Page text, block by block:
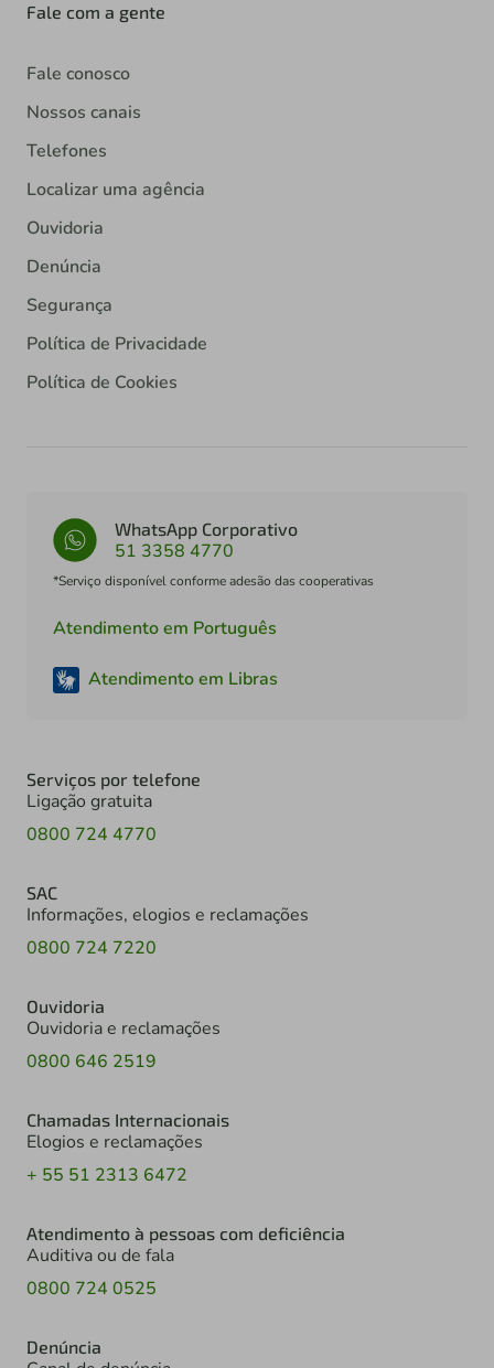
Fale com a gente
Fale conosco
Nossos canais
Telefones
Localizar uma agência
Ouvidoria
Denúncia
Segurança
Política de Privacidade
Política de Cookies
WhatsApp Corporativo
51 3358 4770
*Serviço disponível conforme adesão das cooperativas
Atendimento em Português
Atendimento em Libras
Serviços por telefone
Ligação gratuita
0800 724 4770
SAC
Informações, elogios e reclamações
0800 724 7220
Ouvidoria
Ouvidoria e reclamações
0800 646 2519
Chamadas Internacionais
Elogios e reclamações
+ 55 51 2313 6472
Atendimento à pessoas com deficiência
Auditiva ou de fala
0800 724 0525
Denúncia